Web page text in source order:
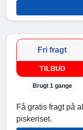
Fri fragt
TILBUD
Brugt 1 gange
Få gratis fragt på
piskeriset.